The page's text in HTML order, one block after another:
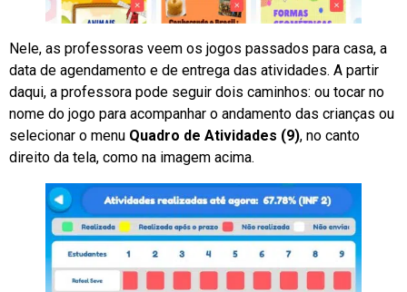
Nele, as professoras veem os jogos passados para casa, a
data de agendamento e de entrega das atividades. A partir
daqui, a professora pode seguir dois caminhos: ou tocar no
nome do jogo para acompanhar o andamento das crianças ou
selecionar o menu Quadro de Atividades (9), no canto
direito da tela, como na imagem acima.